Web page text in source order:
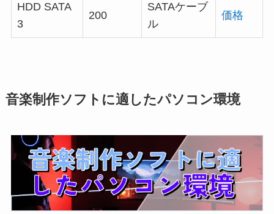
HDD SATA
3
200
SATAケーブ
ル
価格
音楽制作ソフトに適したパソコン環境